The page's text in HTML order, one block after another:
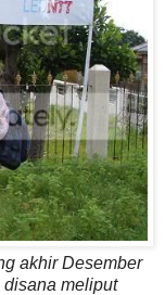
akhir Desember
meliput